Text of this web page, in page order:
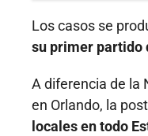
Los casos se
su primer partido
A diferencia de la
en Orlando, la
locales en todo